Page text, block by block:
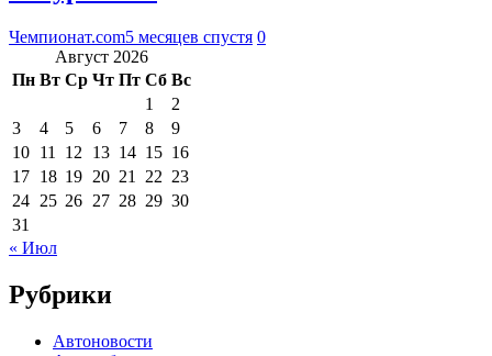
Чемпионат.com5 месяцев спустя 0
Август 2026
Пн Вт Ср Чт Пт Сб Вс
1
2
3
4 5 6 7 8
9
10 11 12 13 14 15 16
17 18 19 20 21 22 23
24 25 26 27 28 29 30
31
« Июл
Рубрики
Автоновости